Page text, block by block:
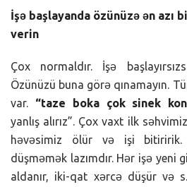
İşə başlayanda özünüzə ən azı
verin
Çox normaldır. İşə
Özünüzü buna görə qınamayın.
var. “taze boka çok sinek
yanlış alırız”. Çox vaxt ilk
həvəsimiz ölür və işi
düşməmək lazımdır. Hər işə yeni
aldanır, iki-qat xərcə düşür və